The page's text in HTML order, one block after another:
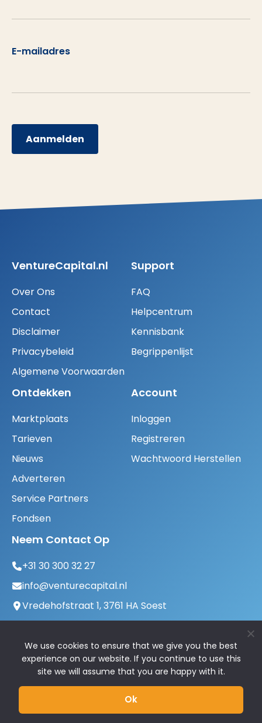
E-mailadres
Aanmelden
VentureCapital.nl
Over Ons
Contact
Disclaimer
Privacybeleid
Algemene Voorwaarden
Support
FAQ
Helpcentrum
Kennisbank
Begrippenlijst
Ontdekken
Marktplaats
Tarieven
Nieuws
Adverteren
Service Partners
Fondsen
Account
Inloggen
Registreren
Wachtwoord Herstellen
Neem Contact Op
+31 30 300 32 27
info@venturecapital.nl
Vredehofstraat 1, 3761 HA Soest
© 2026 VentureCapital.nl | Alle rechten
We use cookies to ensure that we give you the best
experience on our website. If you continue to use this
site we will assume that you are happy with it.
Ok